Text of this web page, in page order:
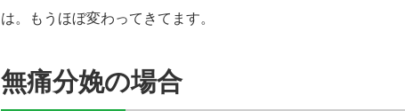
は。もうほぼ変わってきてます。
無痛分娩の場合